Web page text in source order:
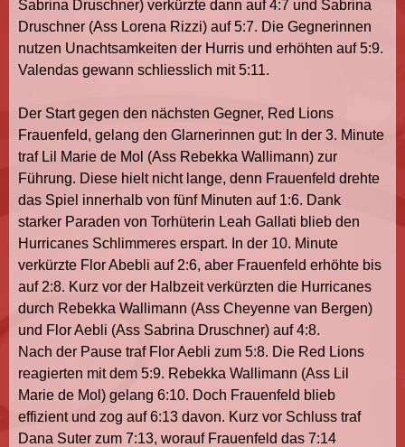
Sabrina Druschner) verkürzte dann auf 4:7 und Sabrina
Druschner (Ass Lorena Rizzi) auf 5:7. Die Gegnerinnen
nutzen Unachtsamkeiten der Hurris und erhöhten auf 5:9.
Valendas gewann schliesslich mit 5:11.
Der Start gegen den nächsten Gegner, Red Lions
Frauenfeld, gelang den Glarnerinnen gut: In der 3. Minute
traf Lil Marie de Mol (Ass Rebekka Wallimann) zur
Führung. Diese hielt nicht lange, denn Frauenfeld drehte
das Spiel innerhalb von fünf Minuten auf 1:6. Dank
starker Paraden von Torhüterin Leah Gallati blieb den
Hurricanes Schlimmeres erspart. In der 10. Minute
verkürzte Flor Abebli auf 2:6, aber Frauenfeld erhöhte bis
auf 2:8. Kurz vor der Halbzeit verkürzten die Hurricanes
durch Rebekka Wallimann (Ass Cheyenne van Bergen)
und Flor Aebli (Ass Sabrina Druschner) auf 4:8.
Nach der Pause traf Flor Aebli zum 5:8. Die Red Lions
reagierten mit dem 5:9. Rebekka Wallimann (Ass Lil
Marie de Mol) gelang 6:10. Doch Frauenfeld blieb
effizient und zog auf 6:13 davon. Kurz vor Schluss traf
Dana Suter zum 7:13, worauf Frauenfeld das 7:14